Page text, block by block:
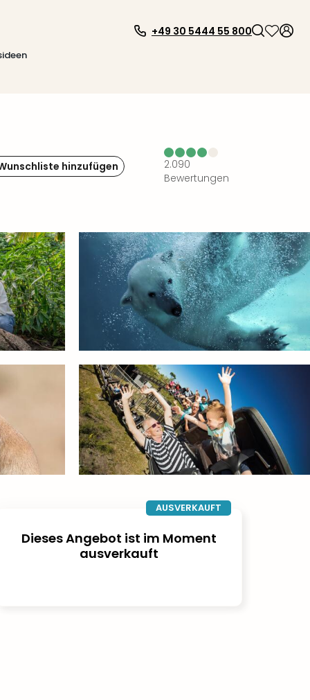
+49 30 5444 55 800
hinzufügen
2.090
Bewertungen
AUSVERKAUFT
Dieses Angebot ist im Moment
ausverkauft